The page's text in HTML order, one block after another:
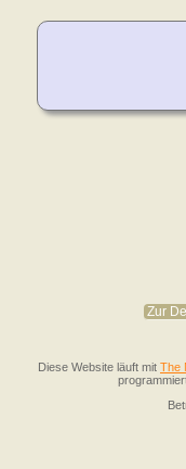
Zur
Diese Website läuft mit The